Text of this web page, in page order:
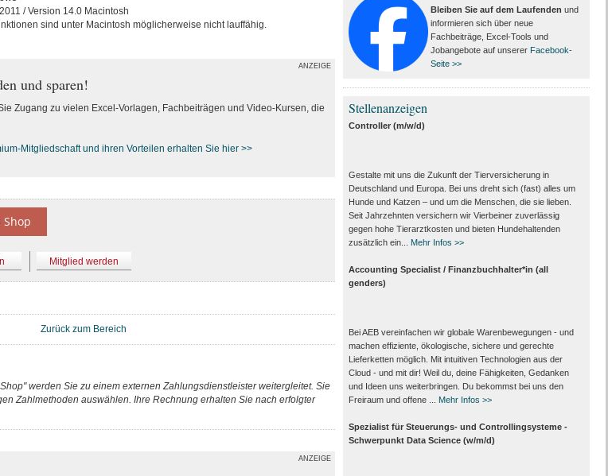
/ Version 14.0 Macintosh
sind unter Macintosh möglicherweise nicht lauffähig.
ANZEIGE
und sparen!
Zugang zu vielen Excel-Vorlagen, Fachbeiträgen und Video-Kursen, die
Mitgliedschaft und ihren Vorteilen erhalten Sie hier >>
Shop
Mitglied werden
Zurück zum Bereich
werden Sie zu einem externen Zahlungsdienstleister weitergleitet. Sie
Zahlmethoden auswählen. Ihre Rechnung erhalten Sie nach erfolgter
ANZEIGE
Bleiben Sie auf dem Laufenden und
informieren sich über neue
Fachbeiträge, Excel-Tools und
Jobangebote auf unserer Facebook-
Seite >>
Stellenanzeigen
Controller (m/w/d)
Gestalte mit uns die Zukunft der Tierversicherung in
Deutschland und Europa. Bei uns dreht sich (fast) alles um
Hunde und Katzen – und um die Menschen, die sie lieben.
Seit Jahrzehnten versichern wir Vierbeiner zuverlässig
gegen hohe Tierarztkosten und bieten Hundehaltenden
zusätzlich ein...
Mehr Infos >>
Accounting Specialist / Finanzbuchhalter*in (all
genders)
Bei AEB vereinfachen wir globale Warenbewegungen - und
machen effiziente, ökologische, sichere und gerechte
Lieferketten möglich. Mit intuitiven Technologien aus der
Cloud - und mit dir! Weil du, deine Fähigkeiten, Gedanken
und Ideen uns weiterbringen. Du bekommst bei uns den
Freiraum und offene ...
Mehr Infos >>
Spezialist für Steuerungs- und Controllingsysteme -
Schwerpunkt Data Science (w/m/d)